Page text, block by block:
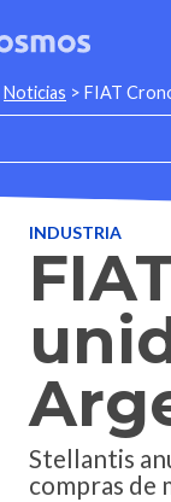
Noticias > FIAT
INDUSTRIA
Stellantis
compras de